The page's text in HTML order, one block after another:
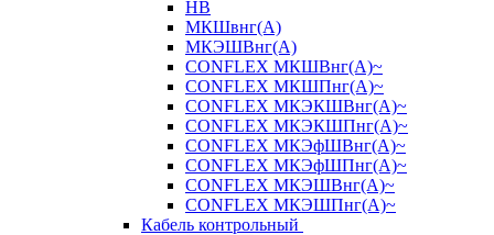
НВ
МКШвнг(А)
МКЭШВнг(А)
CONFLEX МКШВнг(А)~
CONFLEX МКШПнг(А)~
CONFLEX МКЭКШВнг(А)~
CONFLEX МКЭКШПнг(А)~
CONFLEX МКЭфШВнг(А)~
CONFLEX МКЭфШПнг(А)~
CONFLEX МКЭШВнг(А)~
CONFLEX МКЭШПнг(А)~
Кабель контрольный